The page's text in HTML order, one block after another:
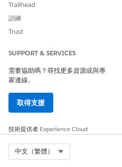
Trailhead
訓練
Trust
SUPPORT & SERVICES
需要協助嗎？尋找更多資源或與專
家連線。
取得支援
技術提供者 Experience Cloud
中文（繁體）